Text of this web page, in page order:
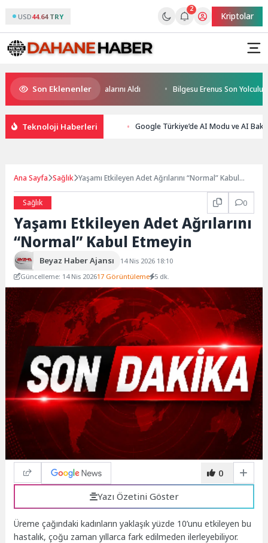
USD44.64 TRY
2
Kriptolar
Son Eklenenler
Yüzücüleri Sertifikalarını Aldı Bilgesu Erenus Son Yolculuğuna
Teknoloji Haberleri Google Türkiye’de AI Modu ve AI
Ana Sayfa Sağlık Yaşamı Etkileyen Adet Ağrılarını “Normal” Kabul
Sağlık
0
Yaşamı Etkileyen Adet Ağrılarını
“Normal” Kabul Etmeyin
Beyaz Haber Ajansı
14 Nis 2026 18:10
Güncelleme: 14 Nis 202617 Görüntüleme 5 dk.
0
Yazı Özetini Göster
Üreme çağındaki kadınların yaklaşık yüzde 10’unu etkileyen bu
hastalık, çoğu zaman yıllarca fark edilmeden ilerleyebiliyor.